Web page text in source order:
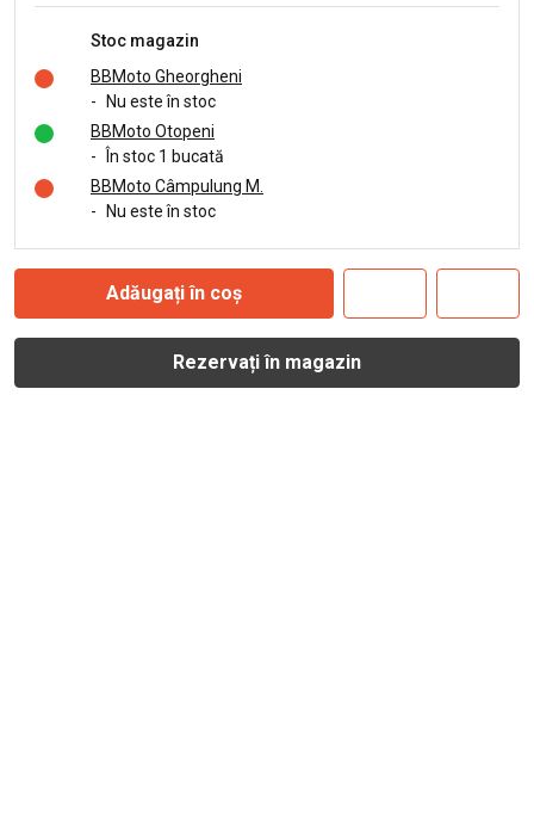
Stoc magazin
BBMoto Gheorgheni
-
Nu este în stoc
BBMoto Otopeni
-
În stoc 1 bucată
BBMoto Câmpulung M.
-
Nu este în stoc
Adăugați în coș
Rezervați în magazin